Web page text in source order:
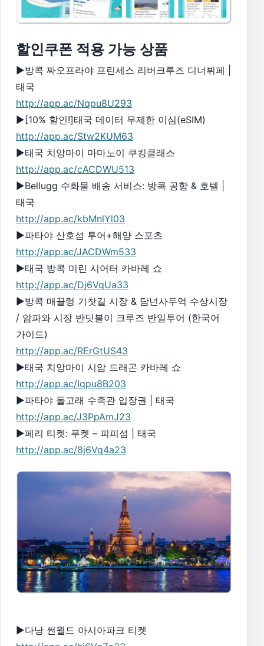
할인쿠폰 적용 가능 상품
▶방콕 짜오프라야 프린세스 리버크루즈 디너뷔페 |
태국
http://app.ac/Nqpu8U293
▶[10% 할인!]태국 데이터 무제한 이심(eSIM)
http://app.ac/Stw2KUM63
▶태국 치앙마이 마마노이 쿠킹클래스
http://app.ac/cACDWU513
▶Bellugg 수화물 배송 서비스: 방콕 공항 & 호텔 |
태국
http://app.ac/kbMnlYl03
▶파타야 산호섬 투어+해양 스포츠
http://app.ac/JACDWm533
▶태국 방콕 미린 시어터 카바레 쇼
http://app.ac/Dj6VqUa33
▶방콕 매끌렁 기찻길 시장 & 담넌사두억 수상시장
/ 암파와 시장 반딧불이 크루즈 반일투어 (한국어
가이드)
http://app.ac/RErGtUS43
▶태국 치앙마이 시암 드래곤 카바레 쇼
http://app.ac/Iqpu8B203
▶파타야 돌고래 수족관 입장권 | 태국
http://app.ac/J3PpAmJ23
▶페리 티켓: 푸켓 – 피피섬 | 태국
http://app.ac/8j6Vq4a23
▶다낭 썬월드 아시아파크 티켓